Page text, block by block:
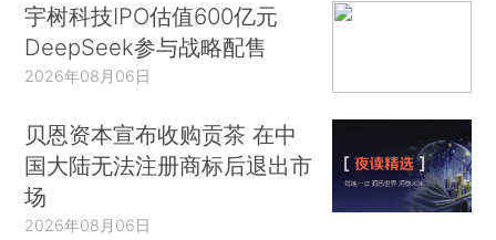
宇树科技IPO估值600亿元
DeepSeek参与战略配售
2026年08月06日
贝恩资本宣布收购贡茶 在中
国大陆无法注册商标后退出市
场
2026年08月06日